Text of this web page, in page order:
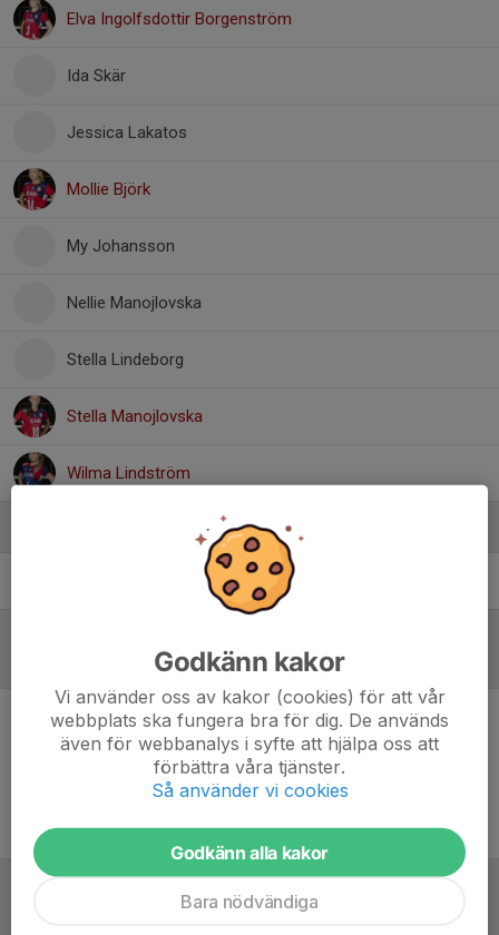
Elva Ingolfsdottir Borgenström
Ida Skär
Jessica Lakatos
Mollie Björk
My Johansson
Nellie Manojlovska
Stella Lindeborg
Stella Manojlovska
Wilma Lindström
Tränare
Inget referat skrivet
Godkänn kakor
Vi använder oss av kakor (cookies) för att vår
webbplats ska fungera bra för dig. De används
även för webbanalys i syfte att hjälpa oss att
förbättra våra tjänster.
Så använder vi cookies
Godkänn alla kakor
Bara nödvändiga